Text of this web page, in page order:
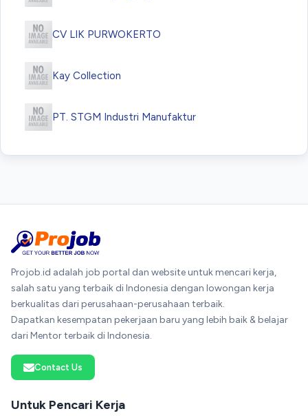
CV LIK PURWOKERTO
Kay Collection
PT. STGM Industri Manufaktur
Projob.id adalah job portal dan website untuk mencari kerja,
salah satu yang terbaik di Indonesia dengan lowongan kerja
berkualitas dari perusahaan-perusahaan terbaik.
Dapatkan kesempatan pekerjaan baru yang lebih baik & belajar
dari Mentor terbaik di Indonesia.
Contact Us
Untuk Pencari Kerja